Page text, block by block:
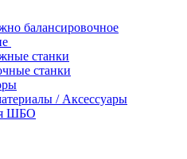
балансировочное
станки
станки
/ Аксессуары
ШБО